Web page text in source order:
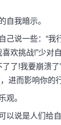
我暗示。
说一些：“我
欢挑战!”少对
了!我要崩溃
进而影响你的
。
说是人们给自